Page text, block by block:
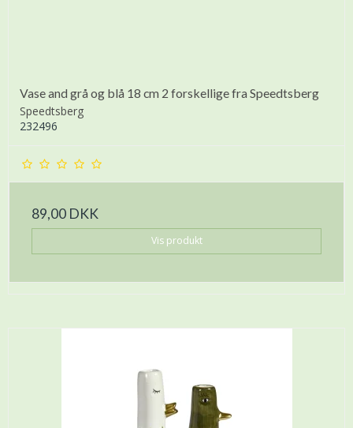
Vase and grå og blå 18 cm 2 forskellige fra Speedtsberg
Speedtsberg
232496
89,00 DKK
Vis produkt